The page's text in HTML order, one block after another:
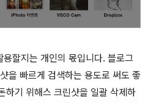
할지는 개인의 몫입니다. 블로그
을 빠르게 검색하는 용도로 써도 좋
하기 위해스 크린샷을 일괄 삭제하